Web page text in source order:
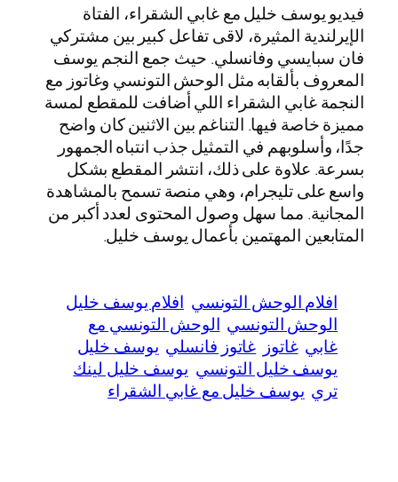
فيديو يوسف خليل مع غابي الشقراء، الفتاة
الإيرلندية المثيرة، لاقى تفاعل كبير بين مشتركي
فان سبايسي وفانسلي. حيث جمع النجم يوسف
المعروف بألقابه مثل الوحش التونسي وغاتوز مع
النجمة غابي الشقراء اللي أضافت للمقطع لمسة
مميزة خاصة فيها. التناغم بين الاثنين كان واضح
جدًا، وأسلوبهم في التمثيل جذب انتباه الجمهور
بسرعة. علاوة على ذلك، انتشر المقطع بشكل
واسع على تليجرام، وهي منصة تسمح بالمشاهدة
المجانية. مما سهل وصول المحتوى لعدد أكبر من
المتابعين المهتمين بأعمال يوسف خليل.
افلام الوحش التونسي افلام يوسف خليل
الوحش التونسي الوحش التونسي مع
غابي غاتوز غاتوز فانسلي يوسف خليل
يوسف خليل التونسي يوسف خليل لينك
تري يوسف خليل مع غابي الشقراء